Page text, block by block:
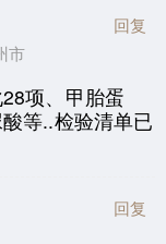
市
回复
项、甲胎蛋
等..检验清单已
回复